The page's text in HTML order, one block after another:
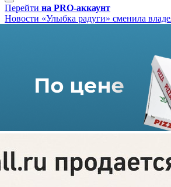
Перейти на PRO-аккаунт
Новости «Улыбка радуги» сменила
«Улыбка радуги»